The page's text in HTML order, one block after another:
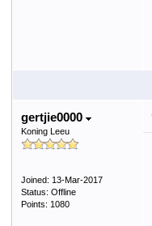
gertjie0000
Koning Leeu
Joined: 13-Mar-2017
Status: Offline
Points: 1080